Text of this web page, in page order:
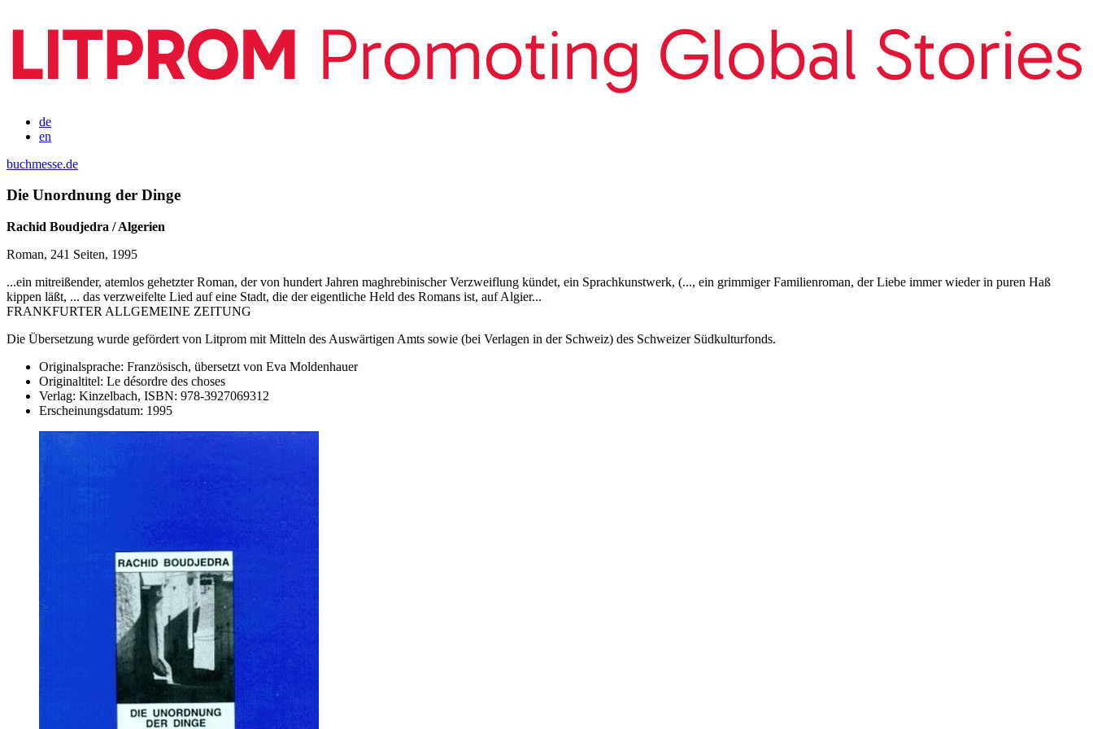
de
en
buchmesse.de
Die Unordnung der Dinge
Rachid Boudjedra / Algerien
Roman, 241 Seiten, 1995
...ein mitreißender, atemlos gehetzter Roman, der von hundert Jahren maghrebinischer Verzweiflung kündet, ein Sprachkunstwerk, (..., ein grimmiger Familienroman, der Liebe immer wieder in puren Haß
kippen läßt, ... das verzweifelte Lied auf eine Stadt, die der eigentliche Held des Romans ist, auf Algier...
FRANKFURTER ALLGEMEINE ZEITUNG
Die Übersetzung wurde gefördert von Litprom mit Mitteln des Auswärtigen Amts sowie (bei Verlagen in der Schweiz) des Schweizer Südkulturfonds.
Originalsprache: Französisch, übersetzt von Eva Moldenhauer
Originaltitel: Le désordre des choses
Verlag: Kinzelbach, ISBN: 978-3927069312
Erscheinungsdatum: 1995